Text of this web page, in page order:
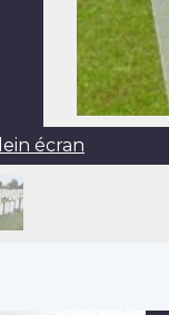
écran